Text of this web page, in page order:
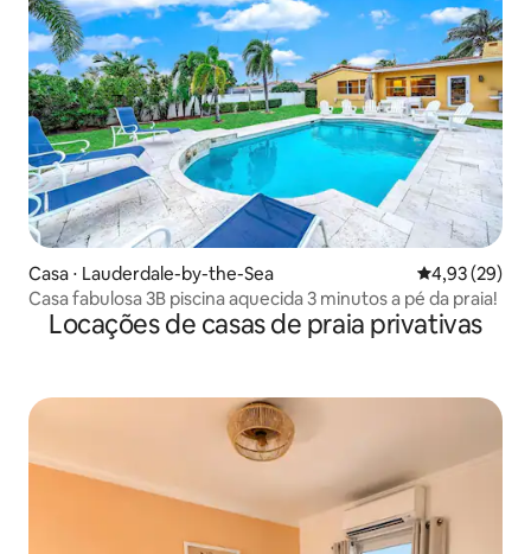
Casa ⋅ Lauderdale-by-the-Sea 4,93 de uma
4,93 (29)
Casa fabulosa 3B piscina aquecida 3 minutos a pé da praia!
Locações de casas de praia privativas